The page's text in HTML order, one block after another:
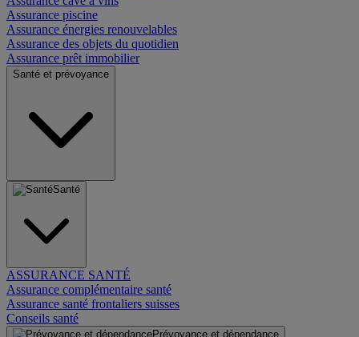
Assurance piscine
Assurance énergies renouvelables
Assurance des objets du quotidien
Assurance prêt immobilier
Santé et prévoyance
Santé
ASSURANCE SANTÉ
Assurance complémentaire santé
Assurance santé frontaliers suisses
Conseils santé
Prévoyance et dépendance